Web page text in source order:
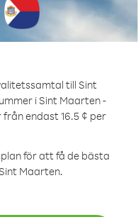
till Sint
i Sint Maarten -
endast 16.5 ¢ per
för att få de bästa
Maarten.